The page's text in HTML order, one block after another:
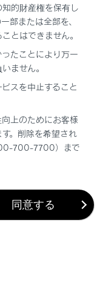
コンバーチブル）
的財産権を保有し
部または全部を、
とはできません。
たことにより万一
ません。
スを中止すること
上のためにお客様
。削除を希望され
700-7700）まで
同意する